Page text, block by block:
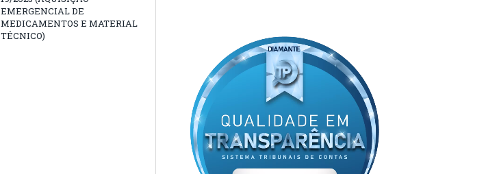
EMERGENCIAL DE
MEDICAMENTOS E MATERIAL
TÉCNICO)